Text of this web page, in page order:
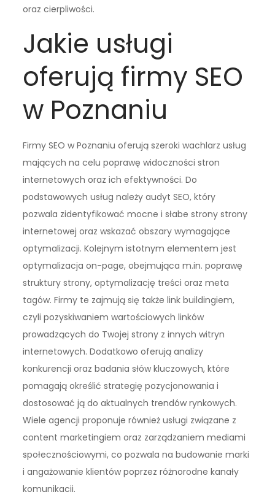
oraz cierpliwości.
Jakie usługi
oferują firmy SEO
w Poznaniu
Firmy SEO w Poznaniu oferują szeroki wachlarz usług
mających na celu poprawę widoczności stron
internetowych oraz ich efektywności. Do
podstawowych usług należy audyt SEO, który
pozwala zidentyfikować mocne i słabe strony strony
internetowej oraz wskazać obszary wymagające
optymalizacji. Kolejnym istotnym elementem jest
optymalizacja on-page, obejmująca m.in. poprawę
struktury strony, optymalizację treści oraz meta
tagów. Firmy te zajmują się także link buildingiem,
czyli pozyskiwaniem wartościowych linków
prowadzących do Twojej strony z innych witryn
internetowych. Dodatkowo oferują analizy
konkurencji oraz badania słów kluczowych, które
pomagają określić strategię pozycjonowania i
dostosować ją do aktualnych trendów rynkowych.
Wiele agencji proponuje również usługi związane z
content marketingiem oraz zarządzaniem mediami
społecznościowymi, co pozwala na budowanie marki
i angażowanie klientów poprzez różnorodne kanały
komunikacji.